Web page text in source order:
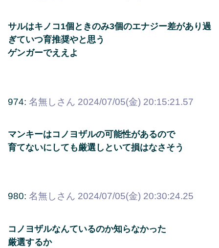
サルはキノコ1個ときのみ3個のエナジー差があり過
ぎていつ育推奨やと思う
ゲンガーでええよ
974: 名無しさん 2024/07/05(金) 20:15:21.57
マンキーはコノヨザルの可能性があるので
育てないにしても厳選しといて損はなさそう
980: 名無しさん 2024/07/05(金) 20:30:24.25
コノヨザルなんているのか知らなかった
厳選するか